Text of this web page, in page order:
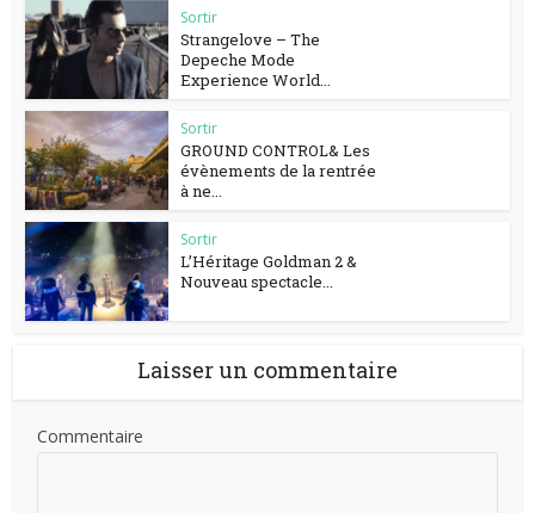
Sortir
Strangelove – The
Depeche Mode
Experience World...
Sortir
GROUND CONTROL& Les
évènements de la rentrée
à ne...
Sortir
L’Héritage Goldman 2 &
Nouveau spectacle...
Laisser un commentaire
Commentaire